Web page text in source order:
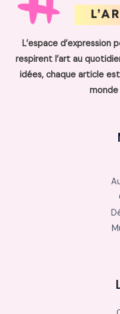
L’espace
respirent l’art au
idées, chaque article